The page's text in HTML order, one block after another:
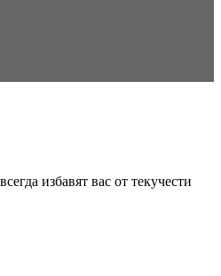
избавят вас от текучести